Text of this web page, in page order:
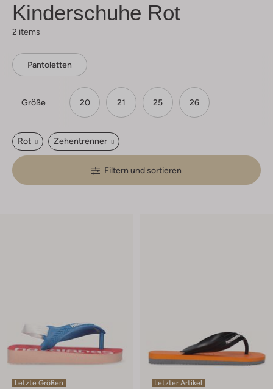
Kinderschuhe Rot
2 items
Pantoletten
Größe 20 21 25 26
Rot Zehentrenner
Filtern und sortieren
Letzte Größen
Letzter Artikel